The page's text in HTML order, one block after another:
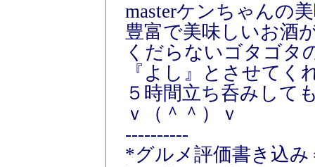
masterケンちゃんの
豊富で美味しいお酒
くだらないゴタゴタ
『よし』とさせてく
５時間立ち呑みして
ｖ（＾＾）ｖ
----------
*グルメ評価書き込